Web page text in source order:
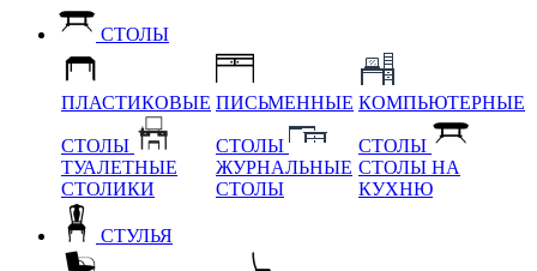
СТОЛЫ
ПЛАСТИКОВЫЕ
СТОЛЫ
ТУАЛЕТНЫЕ
СТОЛИКИ
ПИСЬМЕННЫЕ
СТОЛЫ
ЖУРНАЛЬНЫЕ
СТОЛЫ
КОМПЬЮТЕРНЫЕ
СТОЛЫ
СТОЛЫ НА
КУХНЮ
СТУЛЬЯ